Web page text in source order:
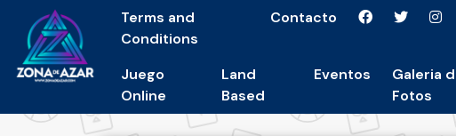
Terms and
Conditions
Contacto
Juego
Online
Land
Based
Eventos
Galeria
Fotos